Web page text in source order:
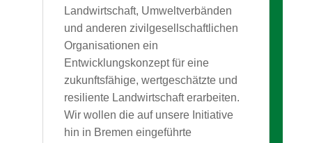
Landwirtschaft, Umweltverbänden
und anderen zivilgesellschaftlichen
Organisationen ein
Entwicklungskonzept für eine
zukunftsfähige, wertgeschätzte und
resiliente Landwirtschaft erarbeiten.
Wir wollen die auf unsere Initiative
hin in Bremen eingeführte